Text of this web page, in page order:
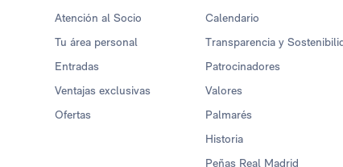
Atención al Socio
Tu área personal
Entradas
Ventajas exclusivas
Ofertas
Calendario
Transparencia y
Patrocinadores
Valores
Palmarés
Historia
Peñas Real Madrid